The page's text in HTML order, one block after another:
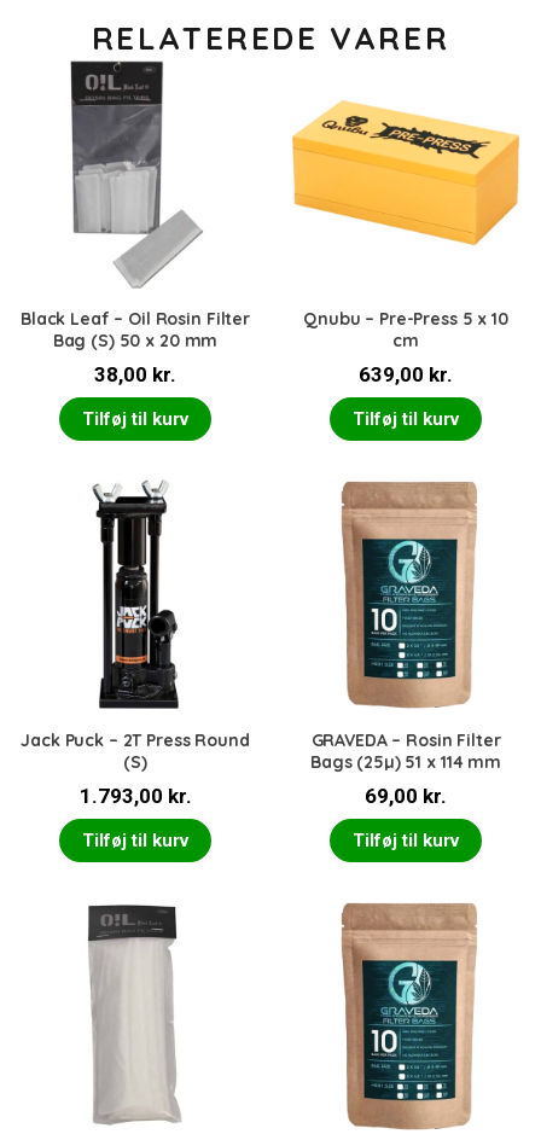
RELATEREDE VARER
Black Leaf – Oil Rosin Filter
Bag (S) 50 x 20 mm
38,00 kr.
Tilføj til kurv
Qnubu – Pre-Press 5 x 10
cm
639,00 kr.
Tilføj til kurv
Jack Puck – 2T Press Round
(S)
1.793,00 kr.
Tilføj til kurv
GRAVEDA – Rosin Filter
Bags (25µ) 51 x 114 mm
69,00 kr.
Tilføj til kurv